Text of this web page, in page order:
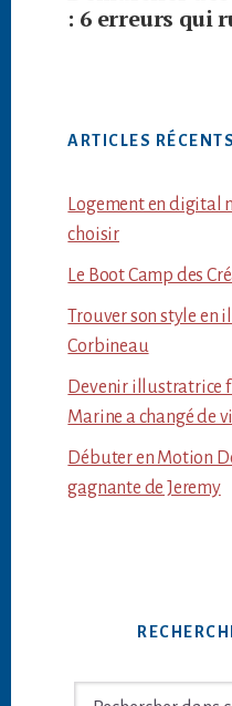
: 6 erreurs qui
ARTICLES RÉCENTS
Logement en digital
choisir
Le Boot Camp des
Trouver son style en
Corbineau
Devenir illustratrice
Marine a changé de
Débuter en Motion
gagnante de Jeremy
Rechercher